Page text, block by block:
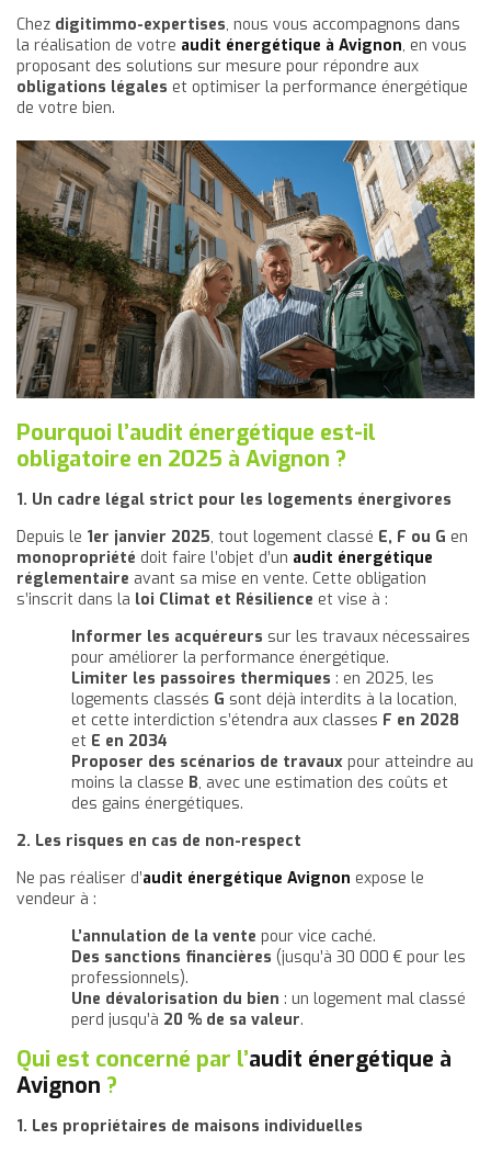
Chez digitimmo-expertises, nous vous accompagnons dans
la réalisation de votre audit énergétique à Avignon, en vous
proposant des solutions sur mesure pour répondre aux
obligations légales et optimiser la performance énergétique
de votre bien.
Pourquoi l’audit énergétique est-il
obligatoire en 2025 à Avignon ?
1. Un cadre légal strict pour les logements énergivores
Depuis le 1er janvier 2025, tout logement classé E, F ou G en
monopropriété doit faire l’objet d’un audit énergétique
réglementaire avant sa mise en vente. Cette obligation
s’inscrit dans la loi Climat et Résilience et vise à :
Informer les acquéreurs sur les travaux nécessaires
pour améliorer la performance énergétique.
Limiter les passoires thermiques : en 2025, les
logements classés G sont déjà interdits à la location,
et cette interdiction s’étendra aux classes F en 2028
et E en 2034
Proposer des scénarios de travaux pour atteindre au
moins la classe B, avec une estimation des coûts et
des gains énergétiques.
2. Les risques en cas de non-respect
Ne pas réaliser d’audit énergétique Avignon expose le
vendeur à :
L’annulation de la vente pour vice caché.
Des sanctions financières (jusqu’à 30 000 € pour les
professionnels).
Une dévalorisation du bien : un logement mal classé
perd jusqu’à 20 % de sa valeur.
Qui est concerné par l’audit énergétique à
Avignon ?
1. Les propriétaires de maisons individuelles